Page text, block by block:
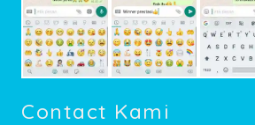
Contact Kami